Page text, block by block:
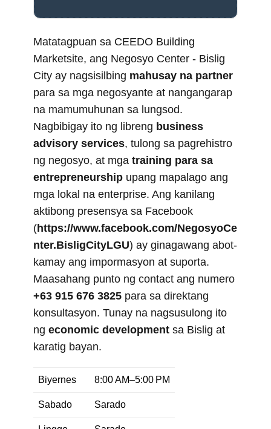
Matatagpuan sa CEEDO Building
Marketsite, ang Negosyo Center - Bislig
City ay nagsisilbing mahusay na partner
para sa mga negosyante at nangangarap
na mamumuhunan sa lungsod.
Nagbibigay ito ng libreng business
advisory services, tulong sa pagrehistro
ng negosyo, at mga training para sa
entrepreneurship upang mapalago ang
mga lokal na enterprise. Ang kanilang
aktibong presensya sa Facebook
(https://www.facebook.com/NegosyoCe
nter.BisligCityLGU) ay ginagawang abot-
kamay ang impormasyon at suporta.
Maasahang punto ng contact ang numero
+63 915 676 3825 para sa direktang
konsultasyon. Tunay na nagsusulong ito
ng economic development sa Bislig at
karatig bayan.
Biyernes 8:00 AM–5:00 PM
Sabado Sarado